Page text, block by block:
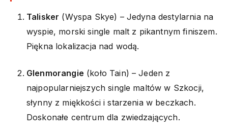
Talisker (Wyspa Skye) – Jedyna destylarnia na
wyspie, morski single malt z pikantnym finiszem.
Piękna lokalizacja nad wodą.
Glenmorangie (koło Tain) – Jeden z
najpopularniejszych single maltów w Szkocji,
słynny z miękkości i starzenia w beczkach.
Doskonałe centrum dla zwiedzających.